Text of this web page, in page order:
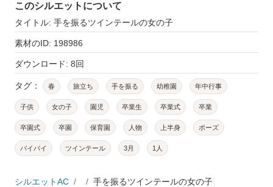
このシルエットについて
タイトル: 手を振るツインテールの女の子
素材のID: 198986
ダウンロード: 8回
タグ： 春 旅立ち 手を振る 幼稚園 年中行事
子供 女の子 園児 卒業生 卒業式 卒業
卒園式 卒園 保育園 人物 上半身 ポーズ
バイバイ ツインテール 3月 1人
シルエットAC 手を振るツインテールの女の子